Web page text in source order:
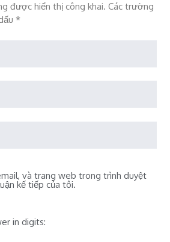
được hiển thị công khai. Các trường
*
và trang web trong trình duyệt
kế tiếp của tôi.
in digits: